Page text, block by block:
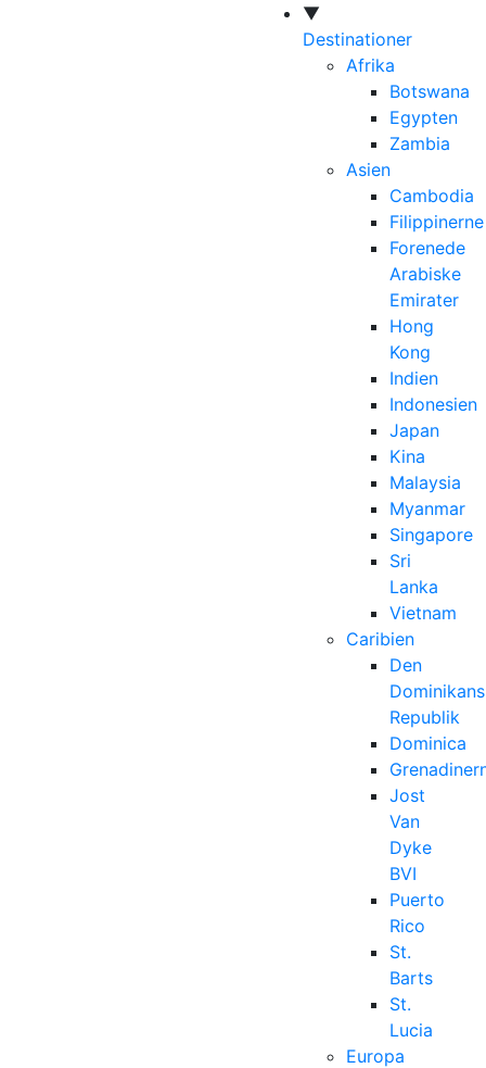
▼
Destinationer
Afrika
Botswana
Egypten
Zambia
Asien
Cambodia
Filippinerne
Forenede
Arabiske
Emirater
Hong
Kong
Indien
Indonesien
Japan
Kina
Malaysia
Myanmar
Singapore
Sri
Lanka
Vietnam
Caribien
Den
Republik
Dominica
Jost
Van
Dyke
BVI
Puerto
Rico
St.
Barts
St.
Lucia
Europa